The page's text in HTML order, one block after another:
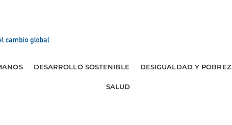
DESARROLLO SOSTENIBLE DESIGUALDAD Y
SALUD